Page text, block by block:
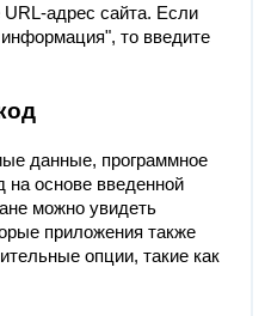
адрес сайта. Если
то введите
данные, программное
на основе введенной
можно увидеть
приложения также
опции, такие как